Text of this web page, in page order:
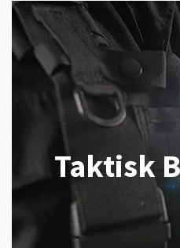
Taktisk